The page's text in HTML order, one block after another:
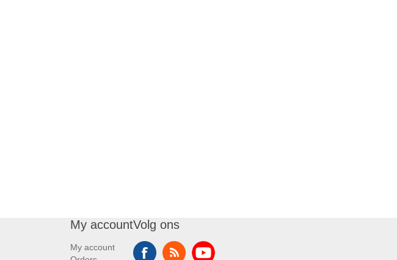
My account
My account
Volg ons